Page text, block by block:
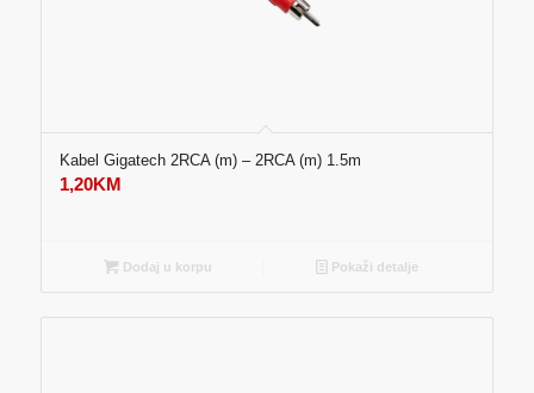
Kabel Gigatech 2RCA (m) – 2RCA (m) 1.5m
1,20KM
Dodaj u korpu Pokaži detalje